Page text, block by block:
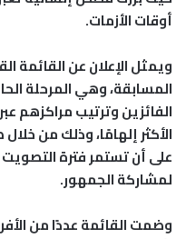
أوقات الأزمات.
ويمثل الإعلان عن القائمة
المسابقة، وهي المرحلة
الفائزين وترتيب مراكزهم
الأكثر إلهامًا، وذلك من
على أن تستمر فترة
لمشاركة الجمهور.
وضمت القائمة عددًا من